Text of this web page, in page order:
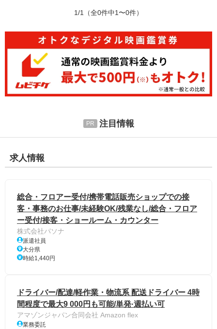
1/1 （全0件中1〜0件）
注目情報
求人情報
総合・フロアー受付/携帯電話販売ショップでの接
客・事務のお仕事/未経験OK/残業なし/総合・フロア
ー受付/接客・ショールーム・カウンター
株式会社パソナ
派遣社員
大分県
時給1,440円
ドライバー/配達/軽作業・物流系 配送ドライバー 4時
間程度で最大9 000円も可能/単発·週払い可
アマゾンジャパン合同会社 Amazon flex
業務委託